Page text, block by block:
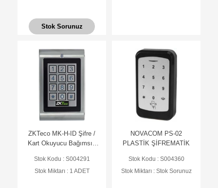
Stok Sorunuz
ZKTeco MK-H-ID Şifre /
Kart Okuyucu Bağımsız
Stok Kodu : S004291
Stok Miktarı : 1 ADET
NOVACOM PS-02
PLASTİK ŞİFREMATİK
Stok Kodu : S004360
Stok Miktarı : Stok Sorunuz